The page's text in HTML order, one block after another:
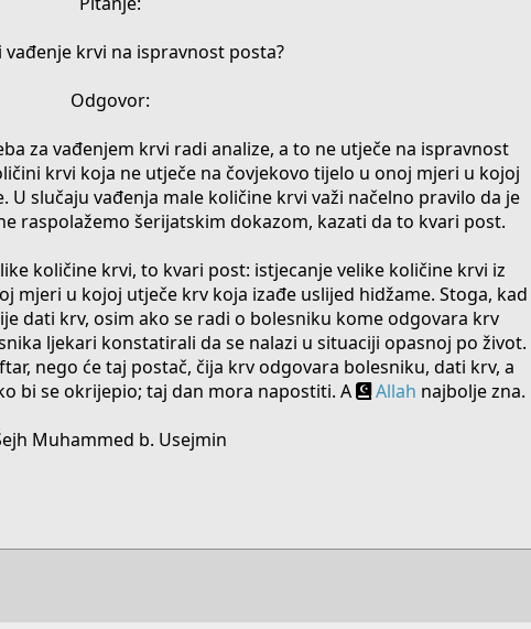
vađenje krvi na ispravnost posta?
Odgovor:
za vađenjem krvi radi analize, a to ne utječe na ispravnost
krvi koja ne utječe na čovjekovo tijelo u onoj mjeri u kojoj
U slučaju vađenja male količine krvi važi načelno pravilo da je
raspolažemo šerijatskim dokazom, kazati da to kvari post.
količine krvi, to kvari post: istjecanje velike količine krvi iz
mjeri u kojoj utječe krv koja izađe uslijed hidžame. Stoga, kad
dati krv, osim ako se radi o bolesniku kome odgovara krv
ljekari konstatirali da se nalazi u situaciji opasnoj po život.
nego će taj postač, čija krv odgovara bolesniku, dati krv, a
bi se okrijepio; taj dan mora napostiti. A
Allah najbolje zna.
Muhammed b. Usejmin​